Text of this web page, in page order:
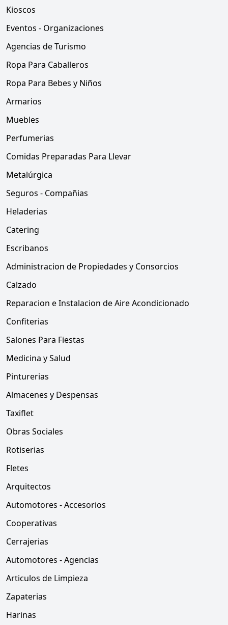
Kioscos
Eventos - Organizaciones
Agencias de Turismo
Ropa Para Caballeros
Ropa Para Bebes y Niños
Armarios
Muebles
Perfumerias
Comidas Preparadas Para Llevar
Metalúrgica
Seguros - Compañias
Heladerias
Catering
Escribanos
Administracion de Propiedades y Consorcios
Calzado
Reparacion e Instalacion de Aire Acondicionado
Confiterias
Salones Para Fiestas
Medicina y Salud
Pinturerias
Almacenes y Despensas
Taxiflet
Obras Sociales
Rotiserias
Fletes
Arquitectos
Automotores - Accesorios
Cooperativas
Cerrajerias
Automotores - Agencias
Articulos de Limpieza
Zapaterias
Harinas